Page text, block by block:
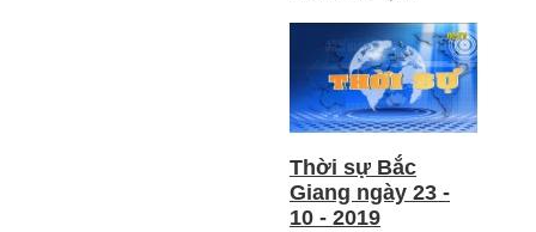
Thời sự Bắc
Giang ngày 23 -
10 - 2019